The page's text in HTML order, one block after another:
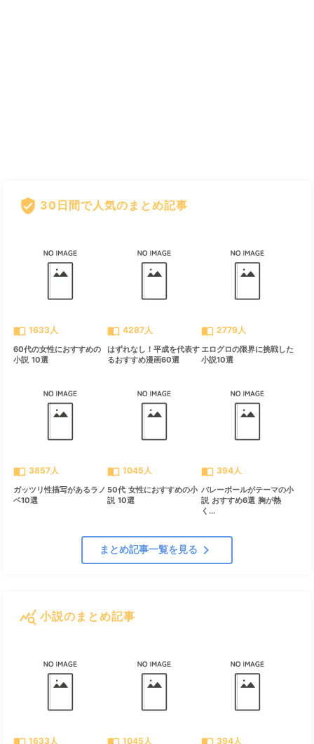
verified_user 30日間で人気のまとめ記事
import_contacts 1633人
60代の女性におすすめの
小説 10選
import_contacts 4287人
はずれなし！平成を代表す
るおすすめ漫画60選
import_contacts 2779人
エログロの限界に挑戦した
小説10選
import_contacts 3857人
ガッツリ性描写があるラノ
ベ10選
import_contacts 1045人
50代 女性におすすめの小
説 10選
import_contacts 394人
バレーボールがテーマの小
説 おすすめ6選 胸が熱
く...
まとめ記事一覧を見る chevron_right
query_stats 小説のまとめ記事
1633人 1045人 394人